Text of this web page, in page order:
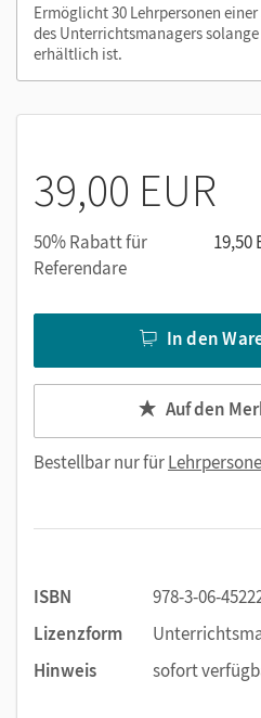
Ermöglicht 30 Lehrpersonen
des Unterrichtsmanagers
erhältlich ist.
39,00 EUR
50% Rabatt für
Referendare
19,50
In den
Auf den
Bestellbar nur für
ISBN
978-3-06-
Lizenzform
Hinweis
sofort